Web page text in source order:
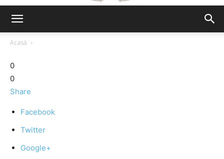
Acasă
0
0
Share
Facebook
Twitter
Google+